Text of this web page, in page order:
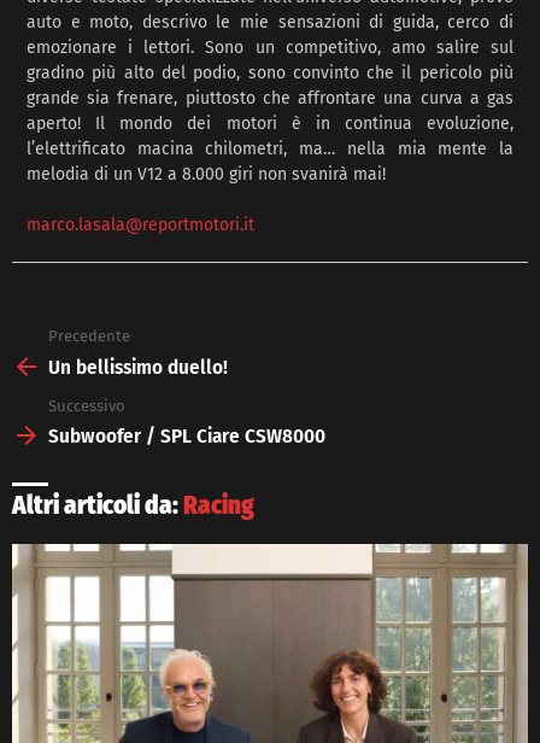
auto e moto, descrivo le mie sensazioni di guida, cerco di
emozionare i lettori. Sono un competitivo, amo salire sul
gradino più alto del podio, sono convinto che il pericolo più
grande sia frenare, piuttosto che affrontare una curva a gas
aperto! Il mondo dei motori è in continua evoluzione,
l’elettrificato macina chilometri, ma… nella mia mente la
melodia di un V12 a 8.000 giri non svanirà mai!
marco.lasala@reportmotori.it
more
Precedente
Un bellissimo duello!
Successivo
Subwoofer / SPL Ciare CSW8000
Altri articoli da:Racing